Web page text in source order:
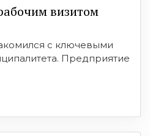
визитом
с ключевыми
Предприятие